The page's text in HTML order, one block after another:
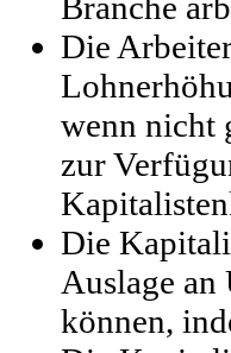
Die
wenn nicht
zur
Die
Auslage an
können,